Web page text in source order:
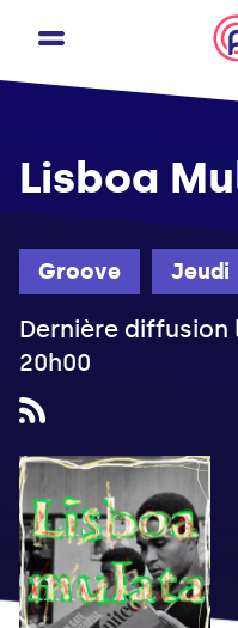
Groove Jeudi
Lisboa
Dernière diffusion
20h00